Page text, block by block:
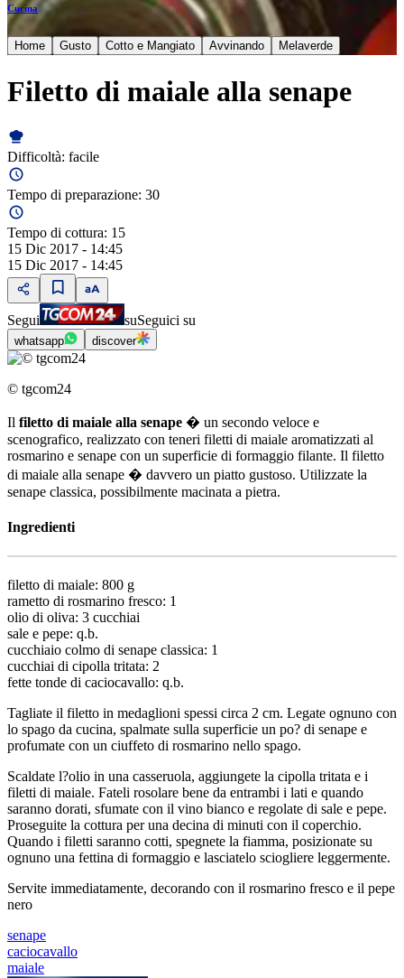
Cucina
Home Gusto Cotto e Mangiato Avvinando Melaverde
Filetto di maiale alla senape
Difficoltà: facile
Tempo di preparazione: 30
Tempo di cottura: 15
15 Dic 2017 - 14:45
15 Dic 2017 - 14:45
Segui suSeguici su
whatsapp discover
© tgcom24
Il filetto di maiale alla senape � un secondo veloce e
scenografico, realizzato con teneri filetti di maiale aromatizzati al
rosmarino e senape con un superficie di formaggio filante. Il filetto
di maiale alla senape � davvero un piatto gustoso. Utilizzate la
senape classica, possibilmente macinata a pietra.
Ingredienti
filetto di maiale: 800 g
rametto di rosmarino fresco: 1
olio di oliva: 3 cucchiai
sale e pepe: q.b.
cucchiaio colmo di senape classica: 1
cucchiai di cipolla tritata: 2
fette tonde di caciocavallo: q.b.
Tagliate il filetto in medaglioni spessi circa 2 cm. Legate ognuno con
lo spago da cucina, spalmate sulla superficie un po? di senape e
profumate con un ciuffeto di rosmarino nello spago.
Scaldate l?olio in una casseruola, aggiungete la cipolla tritata e i
filetti di maiale. Fateli rosolare bene da entrambi i lati e quando
saranno dorati, sfumate con il vino bianco e regolate di sale e pepe.
Proseguite la cottura per una decina di minuti con il coperchio.
Quando i filetti saranno cotti, spegnete la fiamma, posizionate su
ognuno una fettina di formaggio e lasciatelo sciogliere leggermente.
Servite immediatamente, decorando con il rosmarino fresco e il pepe
nero
senape
caciocavallo
maiale